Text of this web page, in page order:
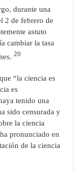
durante una
2 de febrero de
astuto
cambiar la tasa
20
“la ciencia es
es
tenido una
sido censurada y
la ciencia
pronunciado en
de la ciencia